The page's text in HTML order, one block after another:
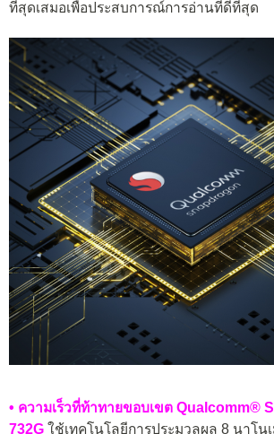
ที่สุดเสมอเพื่อประสบการณ์การอ่านที่ดีที่สุด
• ความเร็วที่ท้าทายขอบเขต Qualcomm®
732G ใช้เทคโนโลยีการประมวลผล 8 นาโน